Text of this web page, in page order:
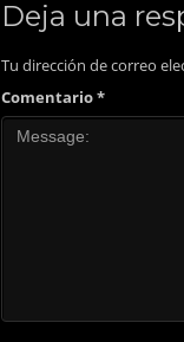
Deja una
Tu dirección de correo
Comentario*